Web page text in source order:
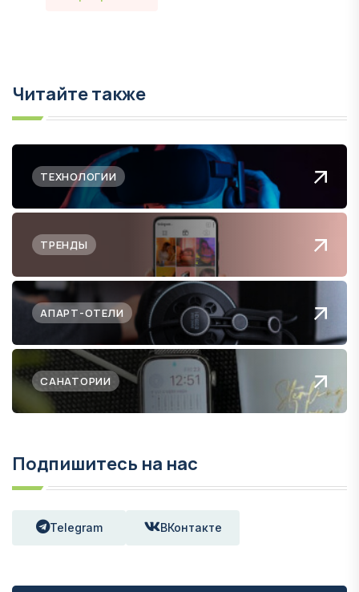
Читайте также
ТЕХНОЛОГИИ
ТРЕНДЫ
АПАРТ-ОТЕЛИ
САНАТОРИИ
Подпишитесь на нас
Telegram ВКонтакте